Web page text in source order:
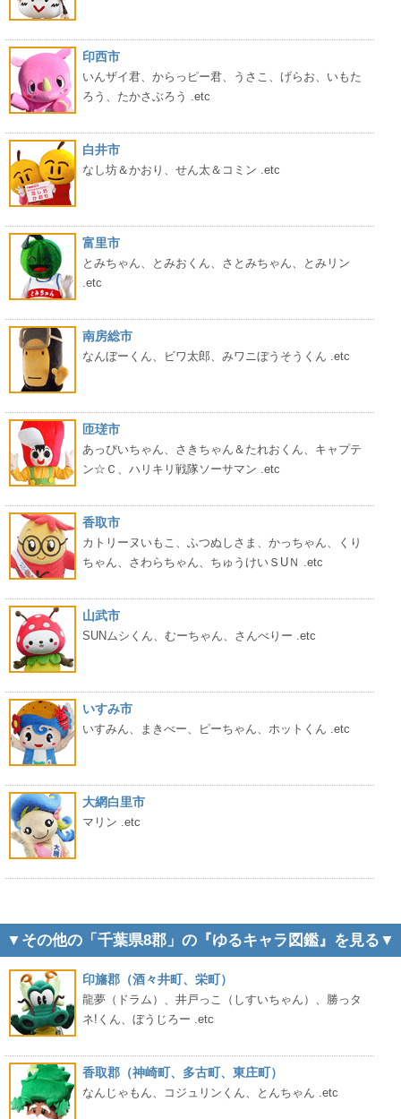
印西市
いんザイ君、からっピー君、うさこ、げらお、いもた
ろう、たかさぶろう .etc
白井市
なし坊＆かおり、せん太＆コミン .etc
富里市
とみちゃん、とみおくん、さとみちゃん、とみリン
.etc
南房総市
なんぼーくん、ビワ太郎、みワニぼうそうくん .etc
匝瑳市
あっぴいちゃん、さきちゃん＆たれおくん、キャプテ
ン☆Ｃ、ハリキリ戦隊ソーサマン .etc
香取市
カトリーヌいもこ、ふつぬしさま、かっちゃん、くり
ちゃん、さわらちゃん、ちゅうけいＳUＮ .etc
山武市
SUNムシくん、むーちゃん、さんべりー .etc
いすみ市
いすみん、まきべー、ピーちゃん、ホットくん .etc
大網白里市
マリン .etc
▼その他の「千葉県8郡」の『ゆるキャラ図鑑』を見る▼
印旛郡（酒々井町、栄町）
龍夢（ドラム）、井戸っこ（しすいちゃん）、勝っタ
ネ!くん、ぼうじろー .etc
香取郡（神崎町、多古町、東庄町）
なんじゃもん、コジュリンくん、とんちゃん .etc